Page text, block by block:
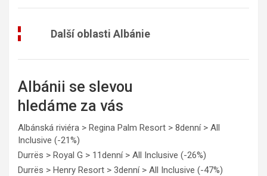
Další oblasti Albánie
Albánii se slevou
hledáme za vás
Albánská riviéra > Regina Palm Resort > 8denní > All
Inclusive (-21%)
Durrës > Royal G > 11denní > All Inclusive (-26%)
Durrës > Henry Resort > 3denní > All Inclusive (-47%)